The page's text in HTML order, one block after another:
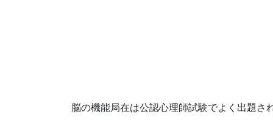
脳の機能局在は公認心理師試験でよく出題さ